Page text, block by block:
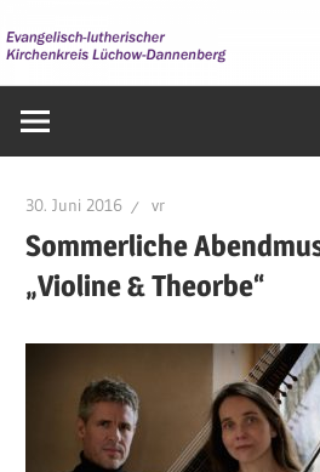
Inhalt
springen
im
30. Juni 2016 vr
Sommerliche
„Violine & Theorbe“